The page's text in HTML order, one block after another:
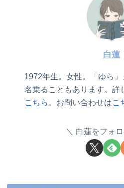
白蓮
1972年生。女性。「ゆら
名乗ることもあります。詳
こちら 。お問い合わせはこ
白蓮をフォ